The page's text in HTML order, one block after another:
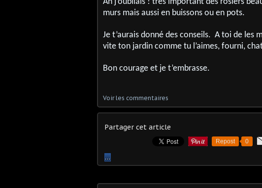
murs mais aussi en buissons ou en pots.
Je t’aurais donné des conseils. A toi de
vite ton jardin comme tu l’aimes, fourni,
Bon courage et je t’embrasse.
Voir les commentaires
Partager cet article
Repost 0
…